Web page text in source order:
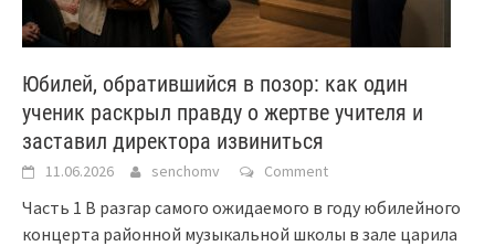
Юбилей, обратившийся в позор: как один
ученик раскрыл правду о жертве учителя и
заставил директора извиниться
11.06.2026 senchomv Comment
Часть 1 В разгар самого ожидаемого в году юбилейного
концерта районной музыкальной школы в зале царила